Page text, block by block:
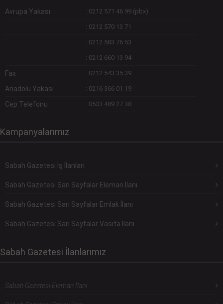
Avrupa Yakası : 0212 571 46 99 (pbx)
: 0212 570 13 71
: 0212 583 76 53
: 0212 660 13 94
Fax : 0212 543 35 39
Anadolu Yakası : 0216 366 01 19
Cep Telefonu : 0533 489 27 38
Kampanyalarımız
Sabah Gazetesi İş İlanları
Sabah Gazetesi Sarı Sayfalar Eleman İlanı
Sabah Gazetesi Sarı Sayfalar Emlak İlanı
Sabah Gazetesi Sarı Sayfalar Vasıta İlanı
Sabah Gazetesi İlanlarımız
Sabah Gazetesi Eleman İlanı